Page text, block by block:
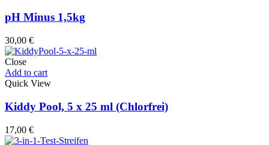
pH Minus 1,5kg
30,00 €
Close
Add to cart
Quick View
Kiddy Pool, 5 x 25 ml (Chlorfrei)
17,00 €